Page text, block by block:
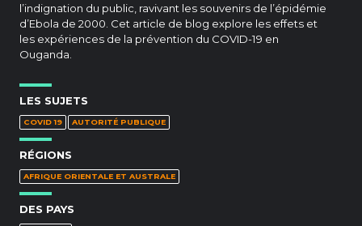
l’indignation du public, ravivant les souvenirs de l’épidémie
d’Ebola de 2000. Cet article de blog explore les effets et
les expériences de la prévention du COVID-19 en
Ouganda.
LES SUJETS
COVID 19 AUTORITÉ PUBLIQUE
RÉGIONS
AFRIQUE ORIENTALE ET AUSTRALE
DES PAYS